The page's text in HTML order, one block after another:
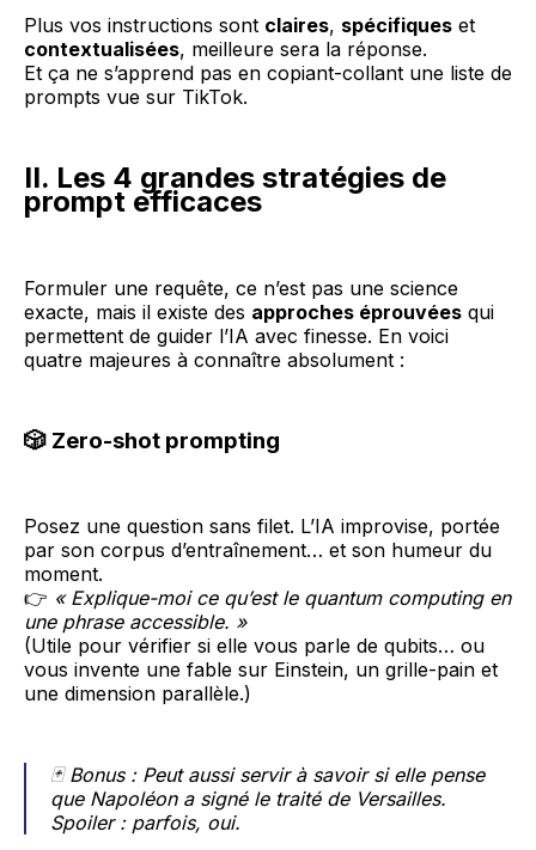
Plus vos instructions sont claires, spécifiques et
contextualisées, meilleure sera la réponse.
Et ça ne s’apprend pas en copiant-collant une liste de
prompts vue sur TikTok.
II. Les 4 grandes stratégies de
prompt efficaces
Formuler une requête, ce n’est pas une science
exacte, mais il existe des approches éprouvées qui
permettent de guider l’IA avec finesse. En voici
quatre majeures à connaître absolument :
🎲 Zero-shot prompting
Posez une question sans filet. L’IA improvise, portée
par son corpus d’entraînement… et son humeur du
moment.
👉 « Explique-moi ce qu’est le quantum computing en
une phrase accessible. »
(Utile pour vérifier si elle vous parle de qubits… ou
vous invente une fable sur Einstein, un grille-pain et
une dimension parallèle.)
🃏 Bonus :Peut aussi servir à savoir si elle pense
que Napoléon a signé le traité de Versailles.
Spoiler : parfois, oui.